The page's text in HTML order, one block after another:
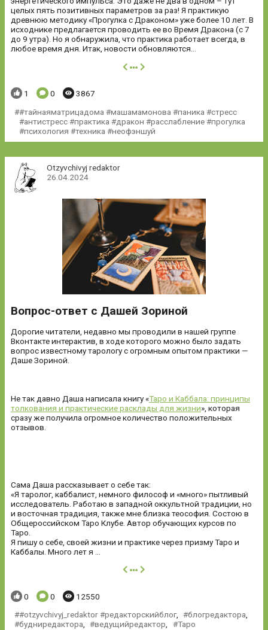
целых пять позитивных параметров за раз! Я практикую
древнюю методику «Прогулка с Драконом» уже более 10 лет. В
исходнике предлагается проводить ее во Время Дракона (с 7
до 9 утра). Но я обнаружила, что практика работает всегда, в
любое время дня. Итак, новости обновляются...
далее
Понравилось:
1 Комментариев:
0 Просмотров:
3867
#тайнаяматрицадома #машамамонова #паника #стресс
#антистресс #практика #дракон #расслабление #прогулка
#психология #техника #неофэншуй
Otzyvchivyj redaktor
26.04.2024
Вопрос-ответ с Дашей Зориной
Дорогие читатели, недавно мы проводили в нашей группе
Вконтакте интерактив, в ходе которого можно было задать
вопрос известному тарологу с огромным опытом практики —
Даше Зориной.
Не так давно Даша написала книгу «Таро и Каббала: принципы
толкования и практические расклады для жизни», которая
сразу же получила огромное количество положительных
отзывов.
Сама Даша рассказывает о себе так:
«Я таролог, каббалист, немного философ и «много» пытливый
исследователь. Работаю в западной оккультной традиции, но
и восточная традиция, также мне близка теософия. Состою в
Общероссийском Таро Клубе. Автор обучающих курсов по
Таро.
Я пишу о себе, своей жизни и практике через призму Таро и
Каббалы. Много лет я ...
далее
Понравилось:
0 Комментариев:
0 Просмотров:
12550
#otzyvchivyj_redaktor #редакторскийблог, блогредактора,
будниредактора, ведущийредактор, Таро